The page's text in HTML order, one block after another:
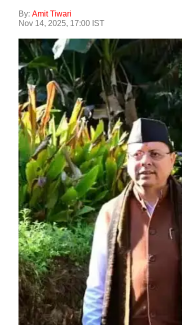
By: Amit Tiwari
Nov 14, 2025, 17:00 IST